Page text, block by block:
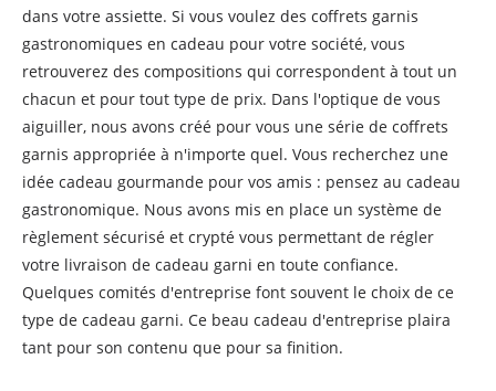
dans votre assiette. Si vous voulez des coffrets garnis
gastronomiques en cadeau pour votre société, vous
retrouverez des compositions qui correspondent à tout un
chacun et pour tout type de prix. Dans l'optique de vous
aiguiller, nous avons créé pour vous une série de coffrets
garnis appropriée à n'importe quel. Vous recherchez une
idée cadeau gourmande pour vos amis : pensez au cadeau
gastronomique. Nous avons mis en place un système de
règlement sécurisé et crypté vous permettant de régler
votre livraison de cadeau garni en toute confiance.
Quelques comités d'entreprise font souvent le choix de ce
type de cadeau garni. Ce beau cadeau d'entreprise plaira
tant pour son contenu que pour sa finition.